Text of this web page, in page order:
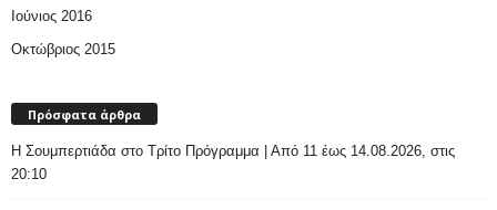
Ιούνιος 2016
Οκτώβριος 2015
Πρόσφατα άρθρα
H Σουμπερτιάδα στο Τρίτο Πρόγραμμα | Από 11 έως 14.08.2026, στις
20:10